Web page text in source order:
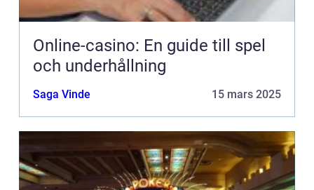
Online-casino: En guide till spel
och underhållning
Saga Vinde 15 mars 2025